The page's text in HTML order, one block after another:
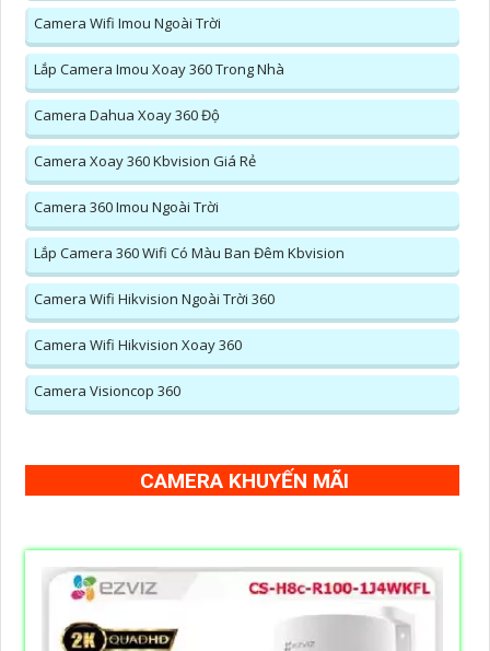
Camera Wifi Imou Ngoài Trời
Lắp Camera Imou Xoay 360 Trong Nhà
Camera Dahua Xoay 360 Độ
Camera Xoay 360 Kbvision Giá Rẻ
Camera 360 Imou Ngoài Trời
Lắp Camera 360 Wifi Có Màu Ban Đêm Kbvision
Camera Wifi Hikvision Ngoài Trời 360
Camera Wifi Hikvision Xoay 360
Camera Visioncop 360
CAMERA KHUYẾN MÃI